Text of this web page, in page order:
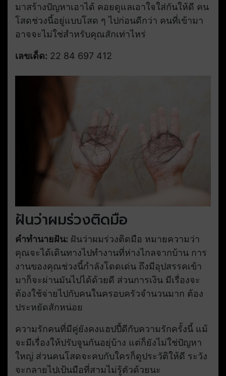
มาสร้างปัญหาเอาได้ คอยดูแลเอาใจใส่กันให้ดี คน
โสดช่วงนี้อยู่แบบโสด ๆ ไปก่อนดีกว่า คนที่เข้ามา
อาจจะไม่ใช่สำหรับคุณสักเท่าไหร่
เลขเด็ด: 22 84 697 412
ฝันว่าผมร่วงติดมือ
คำทำนายฝัน: ฝันว่าผมร่วงติดมือ หมายความว่า
คุณจะได้เดินทางไปทำงานที่ห่างไกลจากบ้าน การ
งานของคุณช่วงนี้กำลังโดดเด่น ถึงมีอุปสรรคเข้า
มาก็จะผ่านมันไปได้ด้วยดี ส่วนการเงิน มีเรื่องจะ
ต้องใช้จ่ายไปกับคนในครอบครัวจำนวนมาก ต้อง
ประหยัดสักหน่อย
ความรักคนที่มีคู่ยังคงแฮปปี้ดีกับความรักครั้งนี้ แม้
จะมีเรื่องให้ปรับจูนกันอยุ่บ้าง แต่ก็ยังไม่ใช่ปัญหา
ใหญ่ ส่วนคนโสดจะคบกับใครก็ดูประวัติให้ดี ระวัง
จะกลายไปเป้นมือที่สามไม่รู้ตัวด้วยนะ